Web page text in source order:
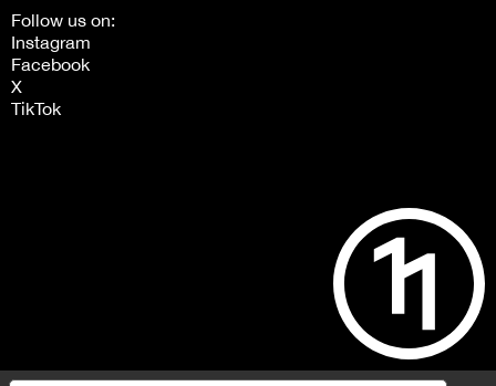
Follow us on:
Instagram
Facebook
X
TikTok